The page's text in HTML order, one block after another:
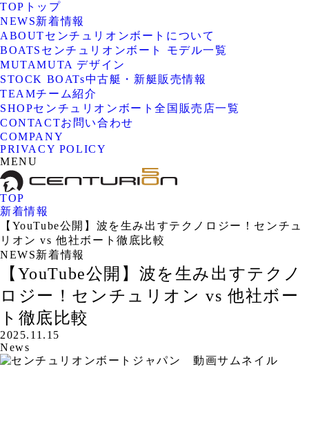
TOP トップ
NEWS新着情報
ABOUTセンチュリオンボートについて
BOATS センチュリオンボート モデル一覧
MUTAMUTA デザイン
STOCK BOATs中古艇・新艇販売情報
TEAMチーム紹介
SHOPセンチュリオンボート全国販売店一覧
CONTACTお問い合わせ
COMPANY
PRIVACY POLICY
MENU
TOP
新着情報
【YouTube公開】波を生み出すテクノロジー！センチュ
リオン vs 他社ボート徹底比較
NEWS新着情報
【YouTube公開】波を生み出すテクノ
ロジー！センチュリオン vs 他社ボー
ト徹底比較
2025.11.15
News